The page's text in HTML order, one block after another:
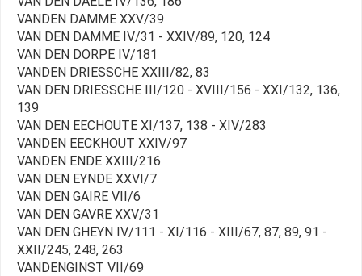
VANDEN DAMME XXV/39
VAN DEN DAMME IV/31 - XXIV/89, 120, 124
VAN DEN DORPE IV/181
VANDEN DRIESSCHE XXIII/82, 83
VAN DEN DRIESSCHE III/120 - XVIII/156 - XXI/132, 136,
139
VAN DEN EECHOUTE XI/137, 138 - XIV/283
VANDEN EECKHOUT XXIV/97
VANDEN ENDE XXIII/216
VAN DEN EYNDE XXVI/7
VAN DEN GAIRE VII/6
VAN DEN GAVRE XXV/31
VAN DEN GHEYN IV/111 - XI/116 - XIII/67, 87, 89, 91 -
XXII/245, 248, 263
VANDENGINST VII/69